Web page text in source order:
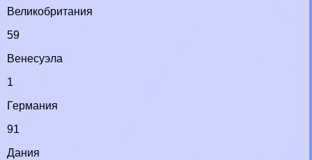
Великобритания
59
Венесуэла
1
Германия
91
Дания